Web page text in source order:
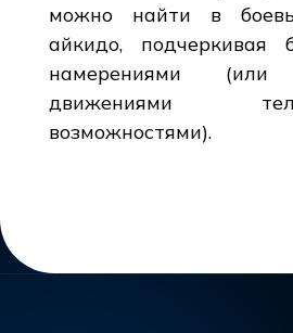
можно найти в
айкидо, подчеркивая
намерениями
движениями
возможностями).